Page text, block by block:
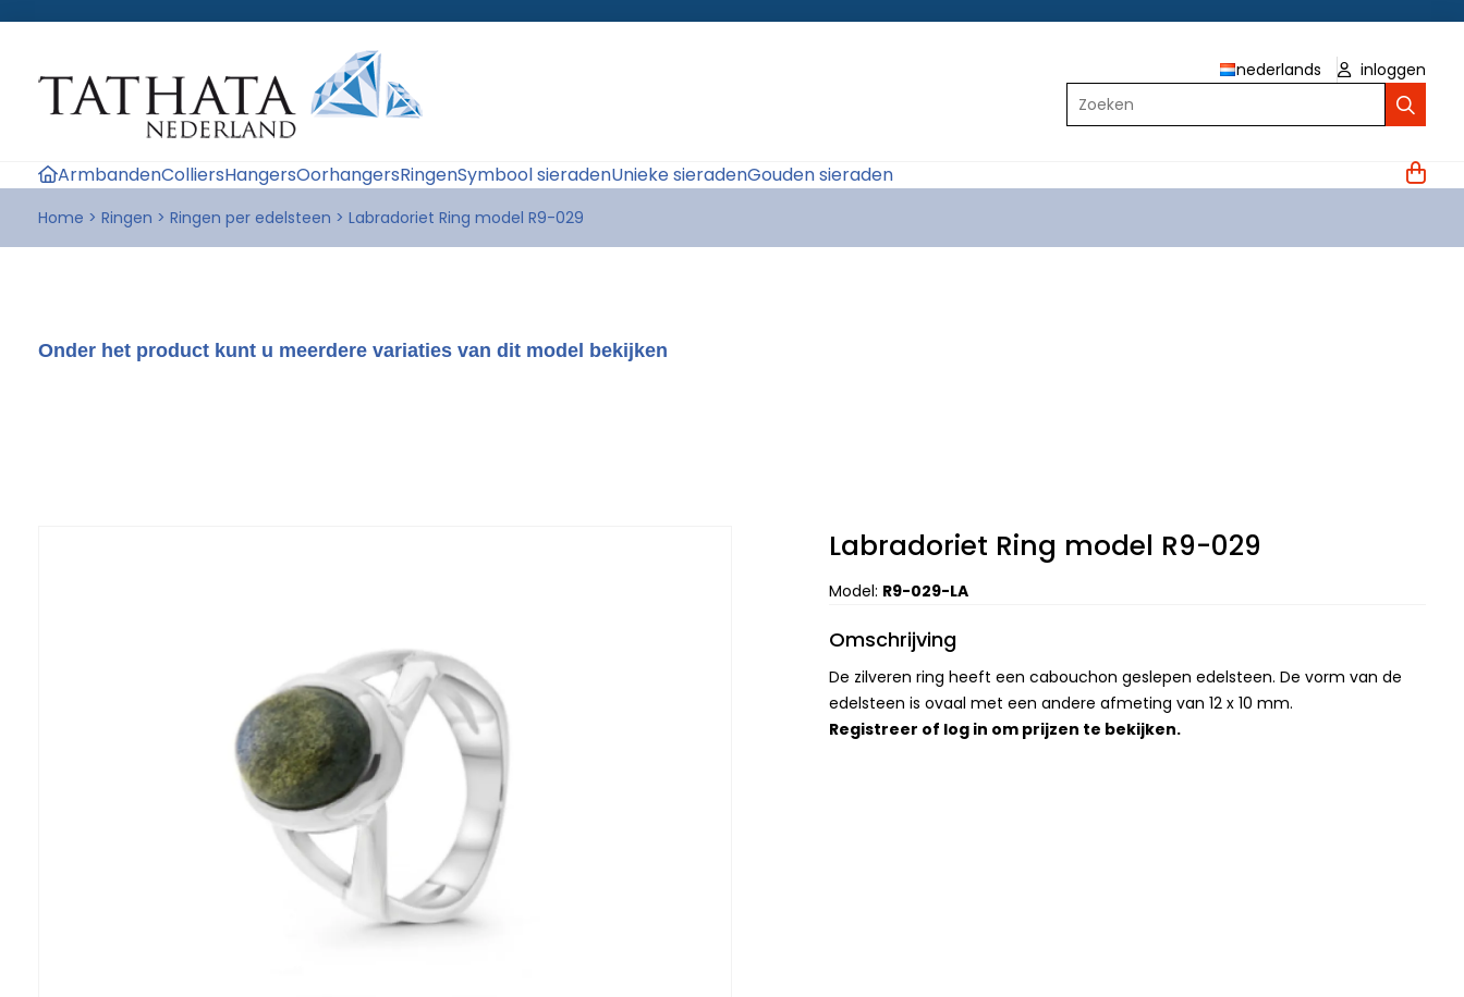
nederlands
inloggen
Zoeken
ArmbandenColliersHangersOorhangersRingenSymbool sieradenUnieke sieradenGouden sieraden
Home > Ringen > Ringen per edelsteen > Labradoriet Ring model R9-029
Onder het product kunt u meerdere variaties van dit model bekijken
Labradoriet Ring model R9-029
Model: R9-029-LA
Omschrijving
De zilveren ring heeft een cabouchon geslepen edelsteen. De vorm van de
edelsteen is ovaal met een andere afmeting van 12 x 10 mm.
Registreer of log in om prijzen te bekijken.